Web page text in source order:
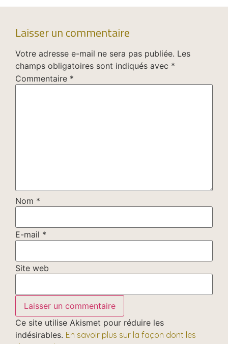
Laisser un commentaire
Votre adresse e-mail ne sera pas publiée. Les
champs obligatoires sont indiqués avec *
Commentaire *
Nom *
E-mail *
Site web
Ce site utilise Akismet pour réduire les
indésirables. En savoir plus sur la façon dont les